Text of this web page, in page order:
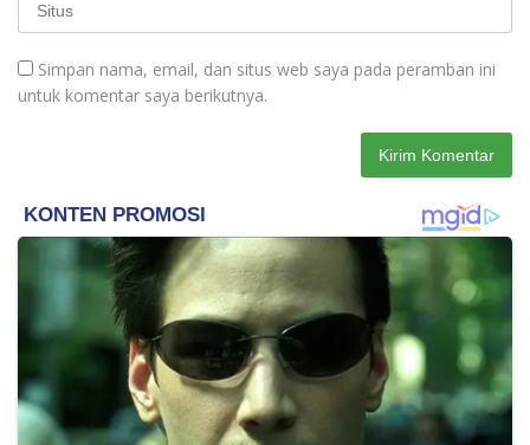
Simpan nama, email, dan situs web saya pada peramban ini
untuk komentar saya berikutnya.